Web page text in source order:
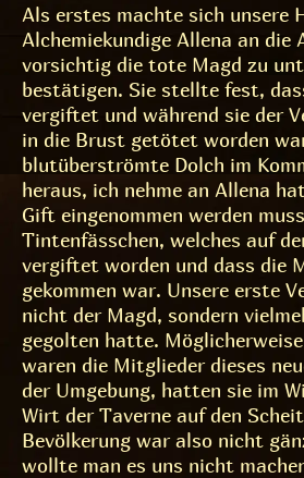
Als erstes machte sich unsere
Alchemiekundige Allena an die
vorsichtig die tote Magd zu
bestätigen. Sie stellte fest,
vergiftet und während sie der
in die Brust getötet worden
blutüberströmte Dolch im
heraus, ich nehme an Allena
Gift eingenommen werden
Tintenfässchen, welches auf
vergiftet worden und dass die
gekommen war. Unsere erste
nicht der Magd, sondern
gegolten hatte.
waren die Mitglieder dieses
der Umgebung, hatten sie im
Wirt der Taverne auf den
Bevölkerung war also nicht
wollte man es uns nicht